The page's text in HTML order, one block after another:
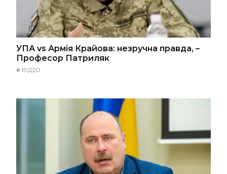
УПА vs Армія Крайова: незручна правда, –
Професор Патриляк
# ВІДЕО